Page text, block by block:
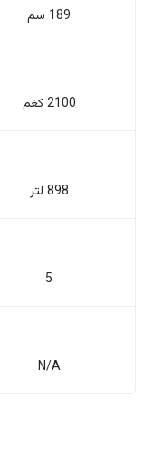
189 سم
2100 كغم
898 لتر
5
N/A